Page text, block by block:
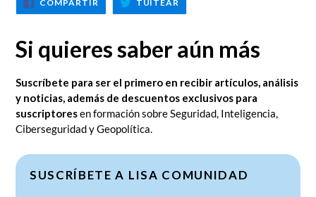
COMPARTIR
EN
FACEBOOK
TUITEAR
TWITTER
Si quieres saber aún más
Suscríbete para ser el primero en recibir artículos, análisis
y noticias, además de descuentos exclusivos para
suscriptoresen formación sobre Seguridad, Inteligencia,
Ciberseguridad y Geopolítica.
SUSCRÍBETE A LISA COMUNIDAD